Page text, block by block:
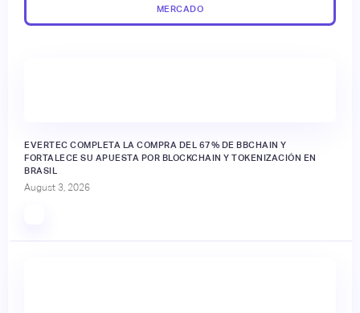
MERCADO
EVERTEC COMPLETA LA COMPRA DEL 67% DE BBCHAIN Y
FORTALECE SU APUESTA POR BLOCKCHAIN Y TOKENIZACIÓN EN
BRASIL
August 3, 2026